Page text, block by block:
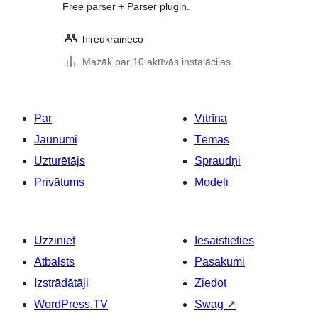
Free parser + Parser plugin.
hireukraineco
Mazāk par 10 aktīvās instalācijas
Par
Jaunumi
Uzturētājs
Privātums
Vitrīna
Tēmas
Spraudņi
Modeļi
Uzziniet
Atbalsts
Izstrādātāji
WordPress.TV
Iesaistieties
Pasākumi
Ziedot
Swag ↗